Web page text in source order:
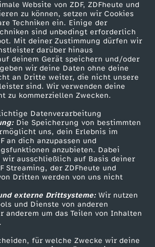
Website von ZDF, ZDFheute und
zu können, setzen wir Cookies
Techniken ein. Einige der
sind unbedingt erforderlich
Mit deiner Zustimmung dürfen wir
darüber hinaus
deinem Gerät speichern und/oder
wir deine Daten ohne deine
an Dritte weiter, die nicht unsere
sind. Wir verwenden deine
zu kommerziellen Zwecken.
Datenverarbeitung
Die Speicherung von bestimmten
uns, dein Erlebnis im
an dich anzupassen und
anzubieten. Dabei
ausschließlich auf Basis deiner
Streaming, der ZDFheute und
Dritten werden von uns nicht
externe Drittsysteme:Wir nutzen
und Dienste von anderen
anderem um das Teilen von Inhalten
für welche Zwecke wir deine
Service
ZDFmitreden
Kontakt zum ZDF
Tickets
Zuschauerservice
Hilfe